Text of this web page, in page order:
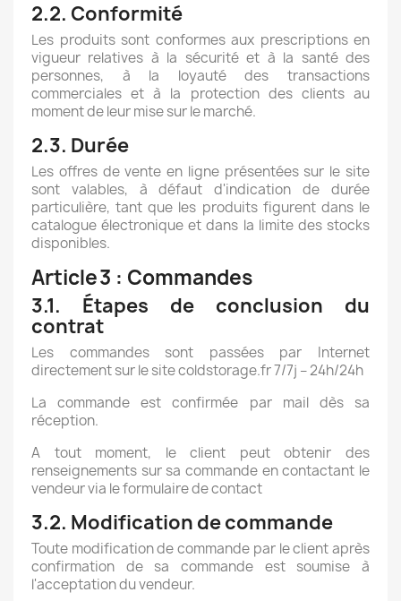
2.2. Conformité
Les produits sont conformes aux prescriptions en
vigueur relatives à la sécurité et à la santé des
personnes, à la loyauté des transactions
commerciales et à la protection des clients au
moment de leur mise sur le marché.
2.3. Durée
Les offres de vente en ligne présentées sur le site
sont valables, à défaut d'indication de durée
particulière, tant que les produits figurent dans le
catalogue électronique et dans la limite des stocks
disponibles.
Article3 : Commandes
3.1. Étapes de conclusion du
contrat
Les commandes sont passées par Internet
directement sur le site coldstorage.fr 7/7j – 24h/24h
La commande est confirmée par mail dès sa
réception.
A tout moment, le client peut obtenir des
renseignements sur sa commande en contactant le
vendeur via le formulaire de contact
3.2. Modification de commande
Toute modification de commande par le client après
confirmation de sa commande est soumise à
l'acceptation du vendeur.